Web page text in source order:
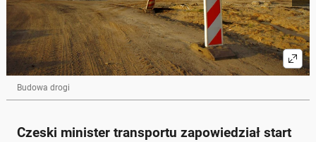
Budowa drogi
Czeski minister transportu zapowiedział start